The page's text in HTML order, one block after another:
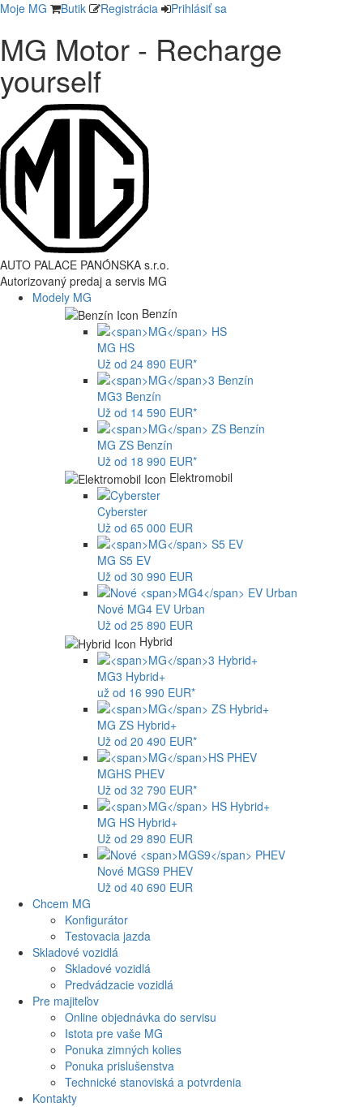
Moje MG Butik Registrácia Prihlásiť sa
MG Motor - Recharge
yourself
AUTO PALACE PANÓNSKA s.r.o.
Autorizovaný predaj a servis MG
Modely MG
Benzín
MG HS
Už od 24 890 EUR*
MG3 Benzín
Už od 14 590 EUR*
MG ZS Benzín
Už od 18 990 EUR*
Elektromobil
Cyberster
Už od 65 000 EUR
MG S5 EV
Už od 30 990 EUR
Nové MG4 EV Urban
Už od 25 890 EUR
Hybrid
MG3 Hybrid+
už od 16 990 EUR*
MG ZS Hybrid+
Už od 20 490 EUR*
MGHS PHEV
Už od 32 790 EUR*
MG HS Hybrid+
Už od 29 890 EUR
Nové MGS9 PHEV
Už od 40 690 EUR
Chcem MG
Konfigurátor
Testovacia jazda
Skladové vozidlá
Skladové vozidlá
Predvádzacie vozidlá
Pre majiteľov
Online objednávka do servisu
Istota pre vaše MG
Ponuka zimných kolies
Ponuka prislušenstva
Technické stanoviská a potvrdenia
Kontakty